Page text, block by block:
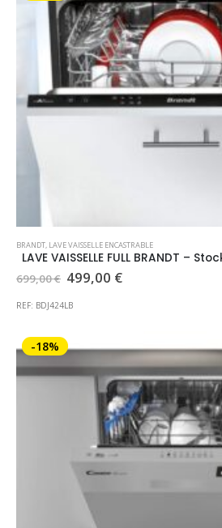
BRANDT, LAVE VAISSELLE ENCASTRABLE
LAVE VAISSELLE FULL BRANDT –
699,00€ Le
initial
499,00 €Le
REF: BDJ424LB
-18%